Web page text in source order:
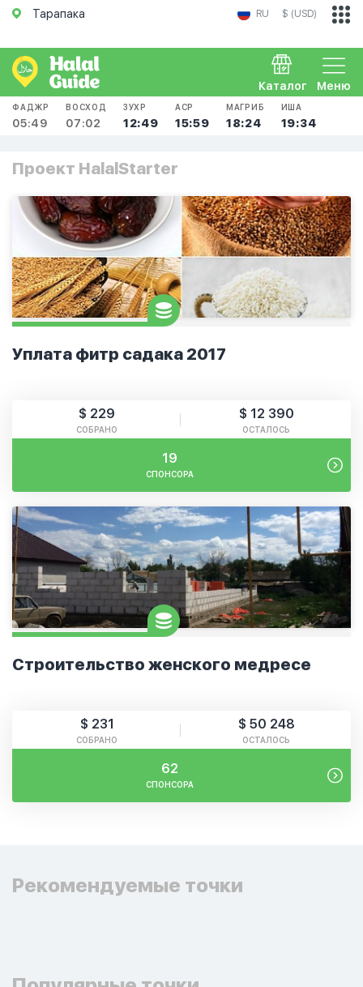
Тарапака RU $ (USD)
Меню
Каталог
ФАДЖР
05:49
ВОСХОД
07:02
ЗУХР
12:49
АСР
15:59
МАГРИБ
18:24
ИША
19:34
Проект HalalStarter
Уплата фитр садака 2017
$ 229
СОБРАНО
$ 12 390
ОСТАЛОСЬ
19
СПОНСОРА
Строительство женского медресе
$ 231
СОБРАНО
$ 50 248
ОСТАЛОСЬ
62
СПОНСОРА
Рекомендуемые точки